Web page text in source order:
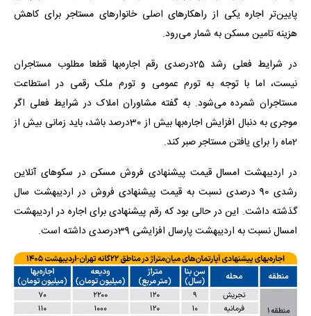
پایین‌تر اجاره یکی از راهکارهای اصلی خانوارهای مستاجر برای کاهش
هزینه تامین مسکن به شمار می‌رود.
در شرایط فعلی رشد 25درصدی رقم اجاره‌بها قطعا مطلوب مستاجران
نیست، اما با توجه به تورم عمومی و تورم ملک رقمی در استطاعت
مستاجران شمرده می‌شود. به گفته مشاوران املاک در شرایط فعلی اگر
موجری به دنبال افزایش اجاره‌بها بیش از 30درصد باشد، باید زمانی بیش از
2ماه را برای یافتن مستاجر صبر کند.
در اردیبهشت امسال قیمت پیشنهادی فروش مسکن در سکوهای آنلاین
رشدی 90 درصدی نسبت به قیمت پیشنهادی فروش در اردیبهشت سال
گذشته داشت. این در حالی بود که رقم پیشنهادی برای اجاره در اردیبهشت
امسال نسبت به اردیبهشت پارسال افزایشی 39درصدی داشته است.